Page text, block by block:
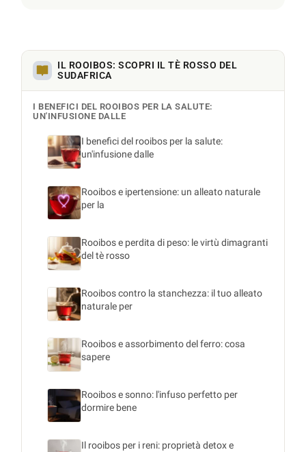
IL ROOIBOS: SCOPRI IL TÈ ROSSO DEL
SUDAFRICA
I BENEFICI DEL ROOIBOS PER LA SALUTE:
UN'INFUSIONE DALLE
I benefici del rooibos per la salute:
un'infusione dalle
Rooibos e ipertensione: un alleato naturale
per la
Rooibos e perdita di peso: le virtù dimagranti
del tè rosso
Rooibos contro la stanchezza: il tuo alleato
naturale per
Rooibos e assorbimento del ferro: cosa
sapere
Rooibos e sonno: l'infuso perfetto per
dormire bene
Il rooibos per i reni: proprietà detox e